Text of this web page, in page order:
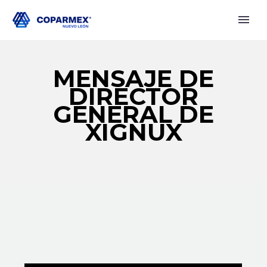
MENSAJE DE
DIRECTOR
GENERAL DE
XIGNUX